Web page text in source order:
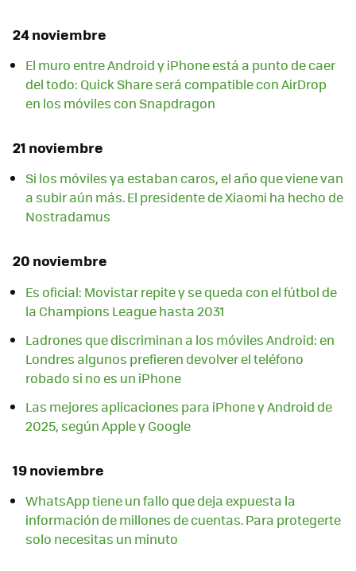
24 noviembre
El muro entre Android y iPhone está a punto de caer
del todo: Quick Share será compatible con AirDrop
en los móviles con Snapdragon
21 noviembre
Si los móviles ya estaban caros, el año que viene van
a subir aún más. El presidente de Xiaomi ha hecho de
Nostradamus
20 noviembre
Es oficial: Movistar repite y se queda con el fútbol de
la Champions League hasta 2031
Ladrones que discriminan a los móviles Android: en
Londres algunos prefieren devolver el teléfono
robado si no es un iPhone
Las mejores aplicaciones para iPhone y Android de
2025, según Apple y Google
19 noviembre
WhatsApp tiene un fallo que deja expuesta la
información de millones de cuentas. Para protegerte
solo necesitas un minuto